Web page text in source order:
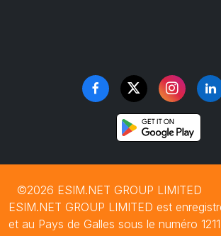
©2026 ESIM.NET GROUP LIMITED
ESIM.NET GROUP LIMITED est
et au Pays de Galles sous le numéro